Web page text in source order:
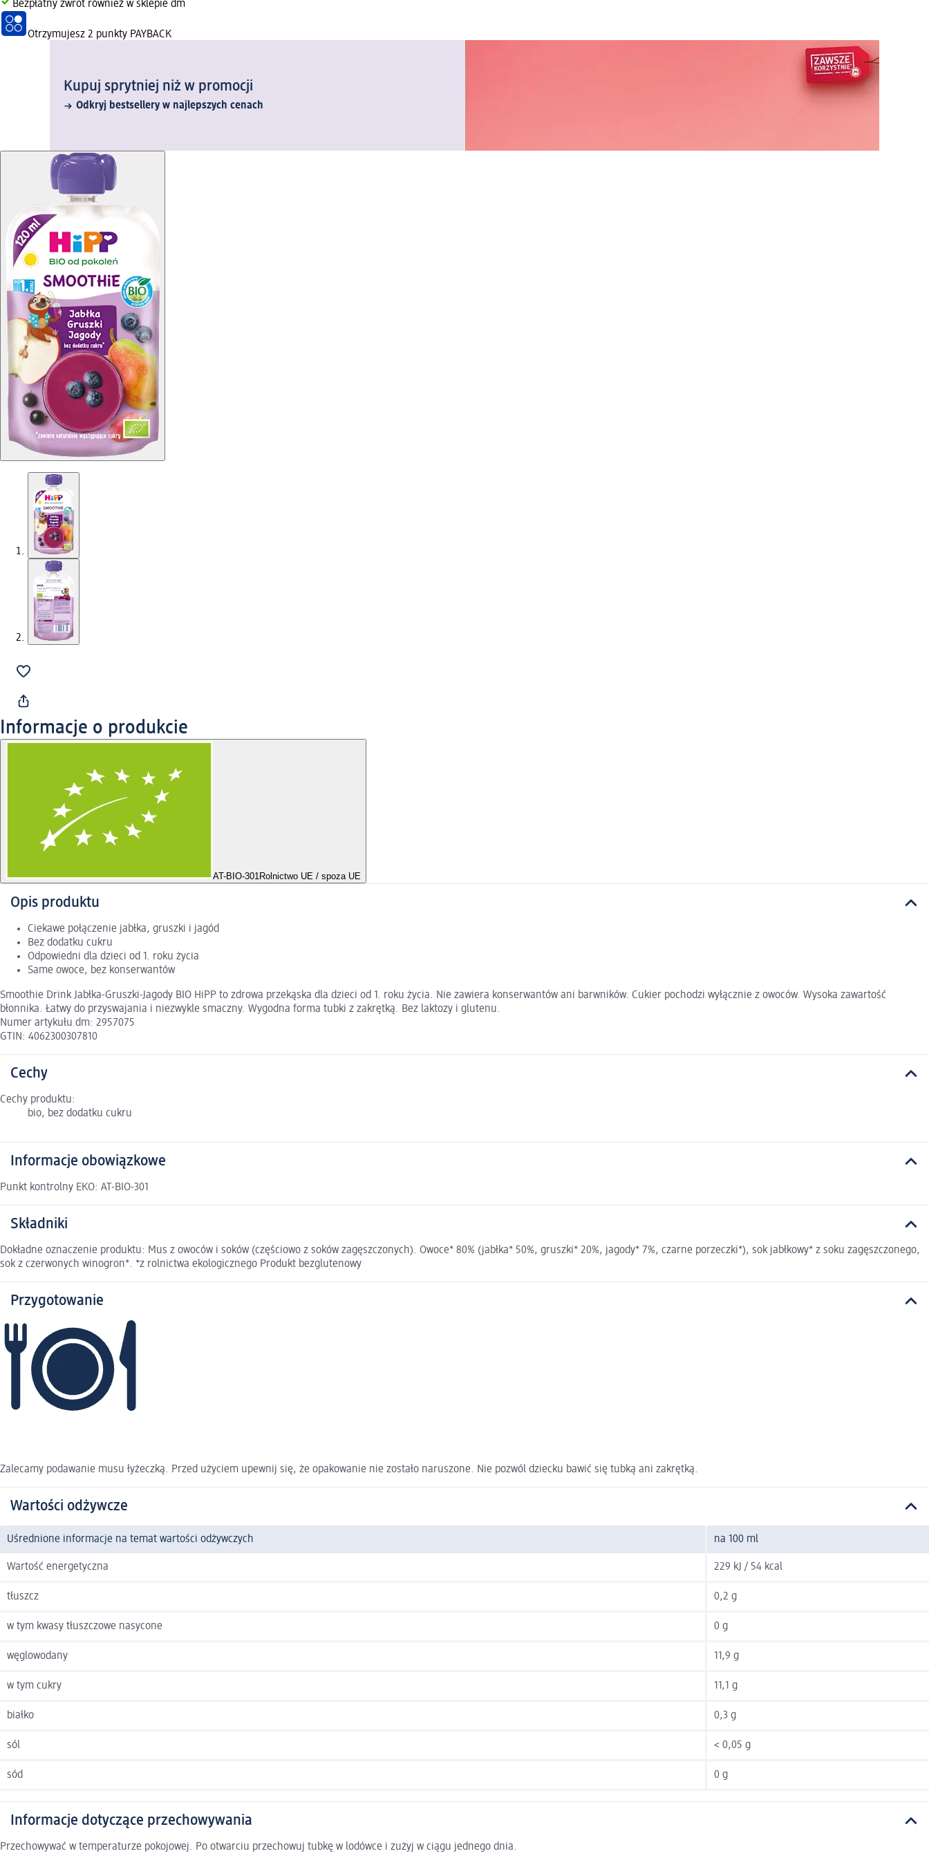
Bezpłatny zwrot również w sklepie dm
Otrzymujesz 2 punkty PAYBACK
Kupuj sprytniej niż w promocji
Odkryj bestsellery w najlepszych cenach
Informacje o produkcie
AT-BIO-301Rolnictwo UE / spoza UE
Opis produktu
Ciekawe połączenie jabłka, gruszki i jagód
Bez dodatku cukru
Odpowiedni dla dzieci od 1. roku życia
Same owoce, bez konserwantów
Smoothie Drink Jabłka-Gruszki-Jagody BIO HiPP to zdrowa przekąska dla dzieci od 1. roku życia. Nie zawiera konserwantów ani barwników. Cukier pochodzi wyłącznie z owoców. Wysoka zawartość
błonnika. Łatwy do przyswajania i niezwykle smaczny. Wygodna forma tubki z zakrętką. Bez laktozy i glutenu.
Numer artykułu dm: 2957075
GTIN: 4062300307810
Cechy
Cechy produktu:
bio, bez dodatku cukru
Informacje obowiązkowe
Punkt kontrolny EKO: AT-BIO-301
Składniki
Dokładne oznaczenie produktu: Mus z owoców i soków (częściowo z soków zagęszczonych). Owoce* 80% (jabłka* 50%, gruszki* 20%, jagody* 7%, czarne porzeczki*), sok jabłkowy* z soku zagęszczonego,
sok z czerwonych winogron*. *z rolnictwa ekologicznego Produkt bezglutenowy
Przygotowanie
Zalecamy podawanie musu łyżeczką. Przed użyciem upewnij się, że opakowanie nie zostało naruszone. Nie pozwól dziecku bawić się tubką ani zakrętką.
Wartości odżywcze
Uśrednione informacje na temat wartości odżywczych na 100 ml
Wartość energetyczna 229 kJ / 54 kcal
tłuszcz 0,2 g
w tym kwasy tłuszczowe nasycone 0 g
węglowodany 11,9 g
w tym cukry 11,1 g
białko 0,3 g
sól < 0,05 g
sód 0 g
Informacje dotyczące przechowywania
Przechowywać w temperaturze pokojowej. Po otwarciu przechowuj tubkę w lodówce i zużyj w ciągu jednego dnia.